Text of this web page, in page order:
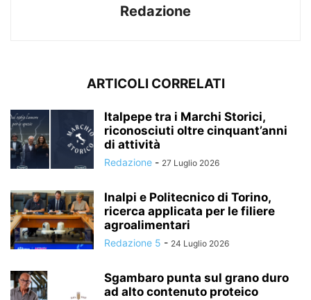
Redazione
ARTICOLI CORRELATI
Italpepe tra i Marchi Storici,
riconosciuti oltre cinquant’anni
di attività
Redazione - 27 Luglio 2026
Inalpi e Politecnico di Torino,
ricerca applicata per le filiere
agroalimentari
Redazione 5 - 24 Luglio 2026
Sgambaro punta sul grano duro
ad alto contenuto proteico